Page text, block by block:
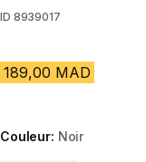
ID 8939017
189,00 MAD
Couleur: Noir